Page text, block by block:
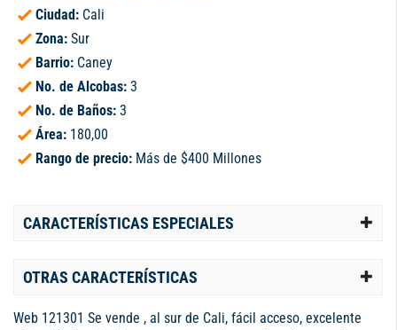
Ciudad: Cali
Zona: Sur
Barrio: Caney
No. de Alcobas: 3
No. de Baños: 3
Área: 180,00
Rango de precio: Más de $400 Millones
CARACTERÍSTICAS ESPECIALES
OTRAS CARACTERÍSTICAS
Web 121301 Se vende , al sur de Cali, fácil acceso, excelente